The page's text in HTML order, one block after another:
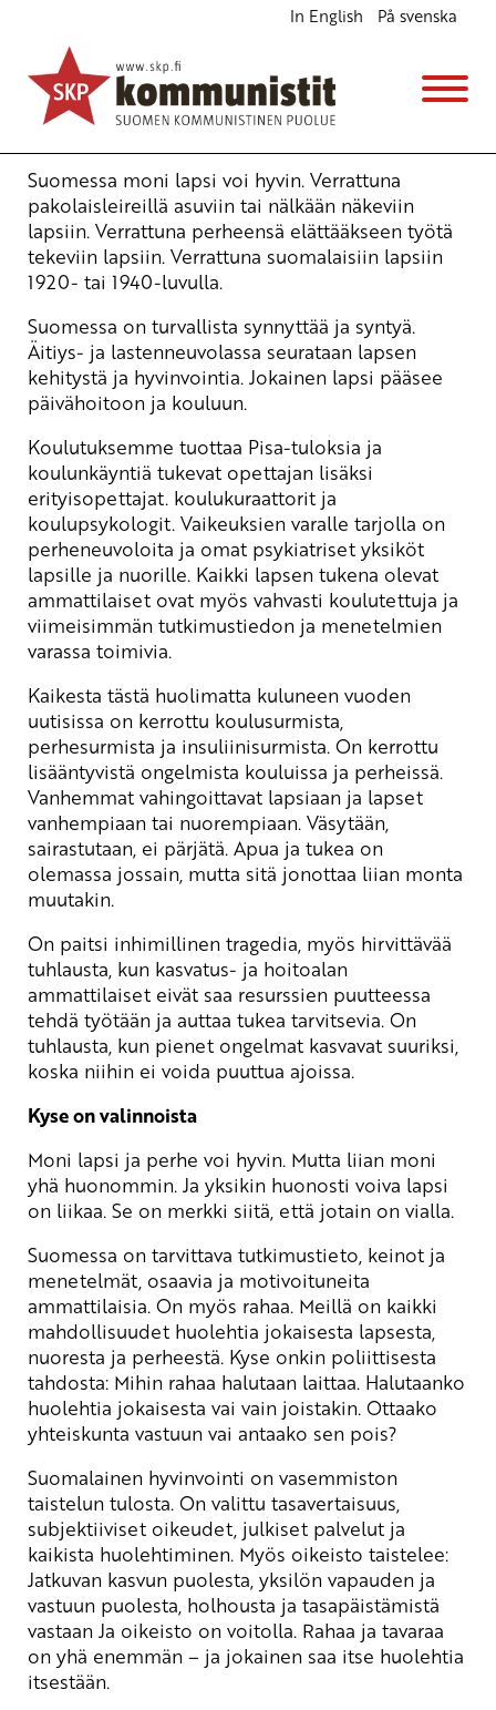
In English På svenska
Yksikin huonosti voiva lapsi on liikaa
Ajankohtaista
31.3.2009 - 13:27(Muokattu 6.11.2025 - 13:37)
Suomessa moni lapsi voi hyvin. Verrattuna
pakolaisleireillä asuviin tai nälkään näkeviin
lapsiin. Verrattuna perheensä elättääkseen työtä
tekeviin lapsiin. Verrattuna suomalaisiin lapsiin
1920- tai 1940-luvulla.
Suomessa on turvallista synnyttää ja syntyä.
Äitiys- ja lastenneuvolassa seurataan lapsen
kehitystä ja hyvinvointia. Jokainen lapsi pääsee
päivähoitoon ja kouluun.
Koulutuksemme tuottaa Pisa-tuloksia ja
koulunkäyntiä tukevat opettajan lisäksi
erityisopettajat. koulukuraattorit ja
koulupsykologit. Vaikeuksien varalle tarjolla on
perheneuvoloita ja omat psykiatriset yksiköt
lapsille ja nuorille. Kaikki lapsen tukena olevat
ammattilaiset ovat myös vahvasti koulutettuja ja
viimeisimmän tutkimustiedon ja menetelmien
varassa toimivia.
Kaikesta tästä huolimatta kuluneen vuoden
uutisissa on kerrottu koulusurmista,
perhesurmista ja insuliinisurmista. On kerrottu
lisääntyvistä ongelmista kouluissa ja perheissä.
Vanhemmat vahingoittavat lapsiaan ja lapset
vanhempiaan tai nuorempiaan. Väsytään,
sairastutaan, ei pärjätä. Apua ja tukea on
olemassa jossain, mutta sitä jonottaa liian monta
muutakin.
On paitsi inhimillinen tragedia, myös hirvittävää
tuhlausta, kun kasvatus- ja hoitoalan
ammattilaiset eivät saa resurssien puutteessa
tehdä työtään ja auttaa tukea tarvitsevia. On
tuhlausta, kun pienet ongelmat kasvavat suuriksi,
koska niihin ei voida puuttua ajoissa.
Kyse on valinnoista
Moni lapsi ja perhe voi hyvin. Mutta liian moni
yhä huonommin. Ja yksikin huonosti voiva lapsi
on liikaa. Se on merkki siitä, että jotain on vialla.
Suomessa on tarvittava tutkimustieto, keinot ja
menetelmät, osaavia ja motivoituneita
ammattilaisia. On myös rahaa. Meillä on kaikki
mahdollisuudet huolehtia jokaisesta lapsesta,
nuoresta ja perheestä. Kyse onkin poliittisesta
tahdosta: Mihin rahaa halutaan laittaa. Halutaanko
huolehtia jokaisesta vai vain joistakin. Ottaako
yhteiskunta vastuun vai antaako sen pois?
Suomalainen hyvinvointi on vasemmiston
taistelun tulosta. On valittu tasavertaisuus,
subjektiiviset oikeudet, julkiset palvelut ja
kaikista huolehtiminen. Myös oikeisto taistelee:
Jatkuvan kasvun puolesta, yksilön vapauden ja
vastuun puolesta, holhousta ja tasapäistämistä
vastaan Ja oikeisto on voitolla. Rahaa ja tavaraa
on yhä enemmän – ja jokainen saa itse huolehtia
itsestään.